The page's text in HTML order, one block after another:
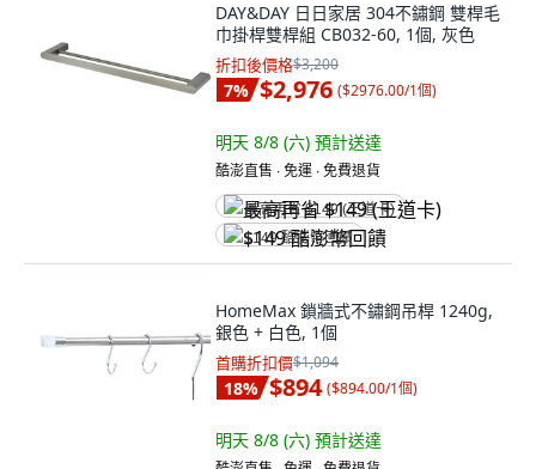
DAY&DAY 日日家居 304不鏽鋼 雙桿毛
巾掛桿雙桿組 CB032-60, 1個, 灰色
折扣後價格$3,200
7% $2,976 ($2976.00/1個)
明天 8/8 (六) 預計送達
酷澎直售 ∙ 免運 ∙ 免費退貨
最高再省 $149 (王道卡)
$149 酷澎幣回饋
HomeMax 鎖牆式不鏽鋼吊桿 1240g,
銀色 + 白色, 1個
首購折扣價$1,094
18% $894 ($894.00/1個)
明天 8/8 (六) 預計送達